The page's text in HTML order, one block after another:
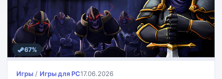
67%
Игры / Игры для PС17.06.2026